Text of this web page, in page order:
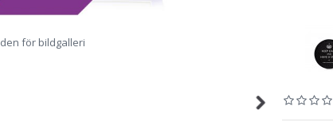
för bildgalleri